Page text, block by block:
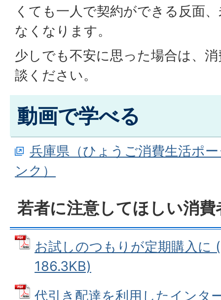
くても一人で契約ができる反面
なくなります。
少しでも不安に思った場合は、
談ください。
動画で学べる
兵庫県（ひょうご消費生活ポ
ンク）
若者に注意してほしい消
お試しのつもりが定期購入に
186.3KB)
代引き配達を利用したインタ